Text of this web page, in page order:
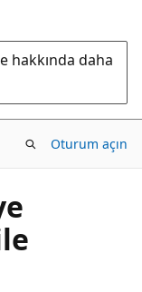
hakkında daha
Oturum açın